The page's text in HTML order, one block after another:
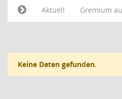
Aktuell
Gremium
Keine Daten gefunden.